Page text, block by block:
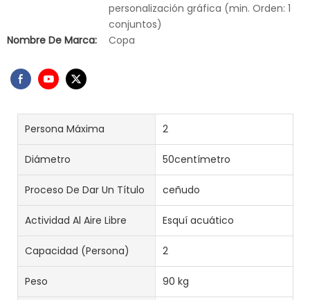
personalización gráfica (min. Orden: 1
conjuntos)
Nombre De Marca:
Copa
Persona Máxima 2
Diámetro 50centímetro
Proceso De Dar Un Título ceñudo
Actividad Al Aire Libre Esquí acuático
Capacidad (persona) 2
Peso 90 kg